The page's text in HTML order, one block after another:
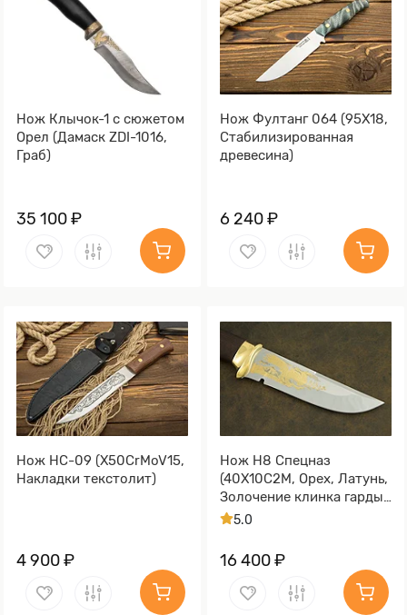
Нож Клычок-1 с сюжетом
Орел (Дамаск ZDI-1016,
Граб)
35 100 ₽
Нож Фултанг 064 (95Х18,
Стабилизированная
древесина)
6 240 ₽
Нож НС-09 (X50CrMoV15,
Накладки текстолит)
4 900 ₽
Нож Н8 Спецназ
(40Х10С2М, Орех, Латунь,
Золочение клинка гарды
и тыльника)
5.0
16 400 ₽